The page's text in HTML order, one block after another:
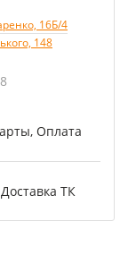
16Б/4
148
Оплата
ТК